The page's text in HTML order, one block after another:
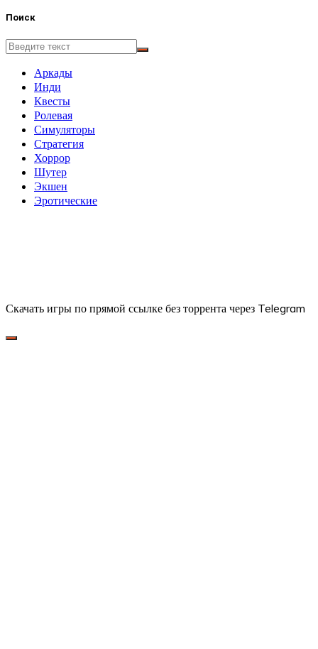
Поиск
Аркады
Инди
Квесты
Ролевая
Симуляторы
Стратегия
Хоррор
Шутер
Экшен
Эротические
Скачать игры по прямой ссылке без торрента через Telegram